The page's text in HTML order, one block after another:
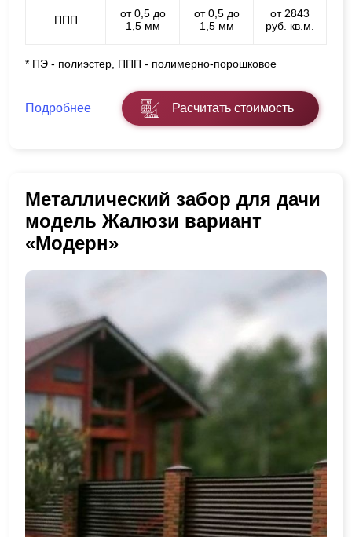
ППП
от 0,5 до
1,5 мм
от 0,5 до
1,5 мм
от 2843
руб. кв.м.
* ПЭ - полиэстер, ППП - полимерно-порошковое
Подробнее Расчитать стоимость
Металлический забор для дачи
модель Жалюзи вариант
«Модерн»